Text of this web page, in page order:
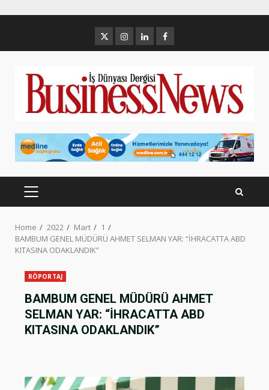
content
Twitterİnstagram
LinkedinFacebook
PRIMARY
Home 2022 Mart
1
BAMBUM GENEL MÜDÜRÜ AHMET SELMAN YAR: “İHRACATTA ABD
KITASINA ODAKLANDIK”
RÖPORTAJ
BAMBUM GENEL MÜDÜRÜ AHMET
SELMAN YAR: “İHRACATTA ABD
KITASINA ODAKLANDIK”